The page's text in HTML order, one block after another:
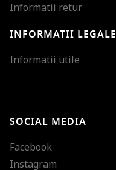
Informatii retur
INFORMATII LEGALE
Informatii utile
SOCIAL MEDIA
Facebook
Instagram